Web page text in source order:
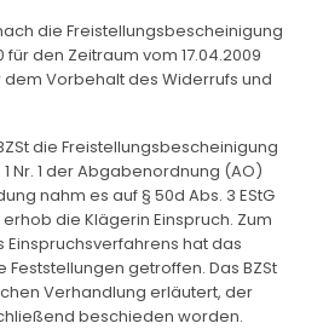
die Freistellungsbescheinigung
für den Zeitraum vom 17.04.2009
dem Vorbehalt des Widerrufs und
die Freistellungsbescheinigung
1 Nr. 1 der Abgabenordnung (AO)
nahm es auf § 50d Abs. 3 EStG
die Klägerin Einspruch. Zum
hat das
Feststellungen getroffen. Das BZSt
Verhandlung erläutert, der
beschieden worden.